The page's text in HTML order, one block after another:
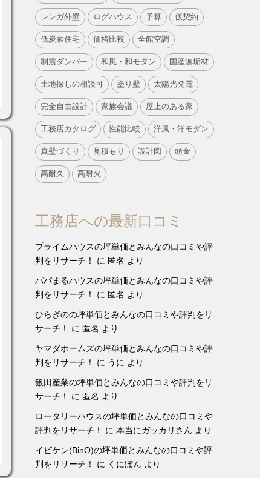
レンガ外壁 ログハウス 予算 仮契約
低炭素住宅 価格比較 全館空調
制震ダンパー 和風・和モダン 国産無垢材
土地探しの相談可 塗り壁 太陽光発電
完全自由設計 家族会議 屋上のある家
工務店カタログ 性能比較 洋風・洋モダン
真壁づくり 見積もり 設計図 頭金
高耐久 高耐火
工務店への最新口コミ
プライムハウスの坪単価とみんなの口コミや評
判をリサーチ！
に 匿名 より
パパまるハウスの坪単価とみんなの口コミや評
判をリサーチ！
に 匿名 より
ひらぎのの坪単価とみんなの口コミや評判をリ
サーチ！
に 匿名 より
ヤマダホームズの坪単価とみんなの口コミや評
判をリサーチ！
に うに より
飯田産業の坪単価とみんなの口コミや評判をリ
サーチ！
に 匿名 より
ロータリーハウスの坪単価とみんなの口コミや
評判をリサーチ！
に 本当にガッカリさん より
イビケン(BinO)の坪単価とみんなの口コミや評
判をリサーチ！
に くにぽん より